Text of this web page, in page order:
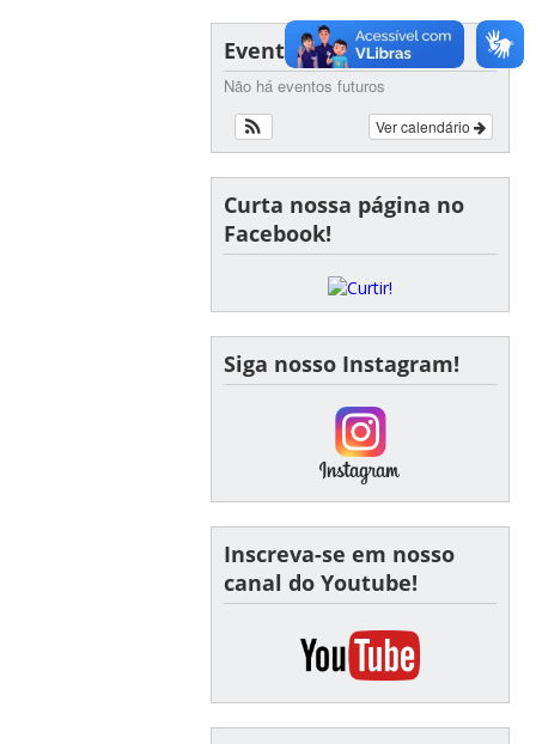
Eventos
Não há eventos futuros
Ver calendário
Curta nossa página no
Facebook!
Siga nosso Instagram!
Inscreva-se em nosso
canal do Youtube!